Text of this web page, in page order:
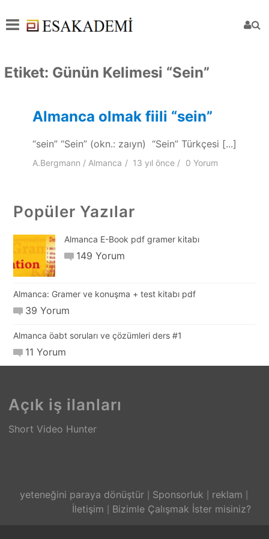
Etiket: Günün Kelimesi “Sein”
Almanca olmak fiili “sein”
“sein” “Sein” (okn.: zaıyn) “Sein” Türkçesi [...]
A.Bergmann Almanca 13 yılönce 0 Yorum
Popüler Yazılar
Almanca E-Book pdf gramer kitabı
149 Yorum
Almanca: Gramer ve konuşma + test kitabı pdf
39 Yorum
Almanca öabt soruları ve çözümleri ders #1
11 Yorum
Açık iş ilanları
Short Video Hunter
yeteneğini paraya dönüştür Sponsorluk
reklam
İletişim
Bizimle Çalışmak İster misiniz?